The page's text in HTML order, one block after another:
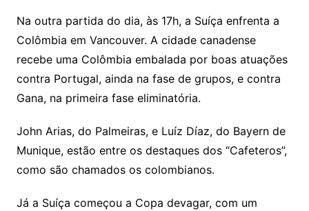
Na outra partida do dia, às 17h, a Suíça enfrenta a
Colômbia em Vancouver. A cidade canadense
recebe uma Colômbia embalada por boas atuações
contra Portugal, ainda na fase de grupos, e contra
Gana, na primeira fase eliminatória.
John Arias, do Palmeiras, e Luíz Díaz, do Bayern de
Munique, estão entre os destaques dos “Cafeteros”,
como são chamados os colombianos.
Já a Suíça começou a Copa devagar, com um